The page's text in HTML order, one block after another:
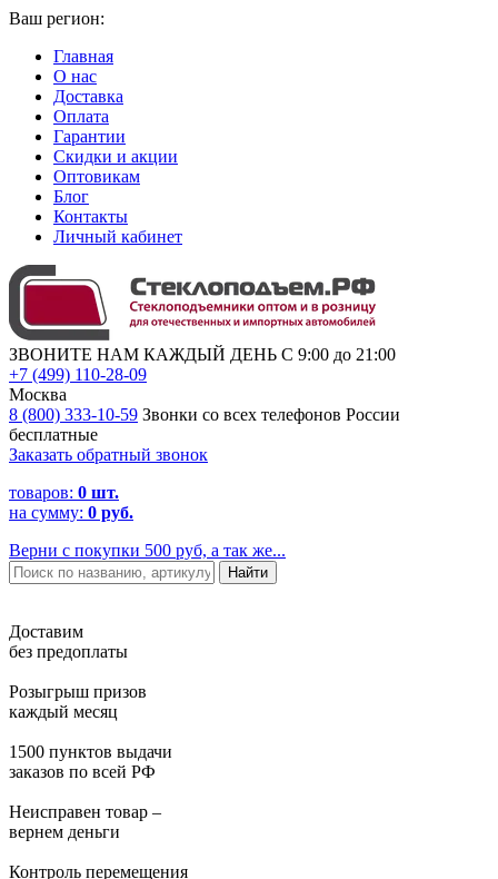
Ваш регион:
Главная
О нас
Доставка
Оплата
Гарантии
Скидки и акции
Оптовикам
Блог
Контакты
Личный кабинет
ЗВОНИТЕ НАМ КАЖДЫЙ ДЕНЬ С 9:00 до 21:00
+7 (499) 110-28-09
Москва
8 (800) 333-10-59 Звонки со всех телефонов России
бесплатные
Заказать обратный звонок
товаров: 0 шт.
на сумму: 0 руб.
Верни с покупки 500 руб, а так же...
Доставим
без предоплаты
Розыгрыш призов
каждый месяц
1500 пунктов выдачи
заказов по всей РФ
Неисправен товар –
вернем деньги
Контроль перемещения